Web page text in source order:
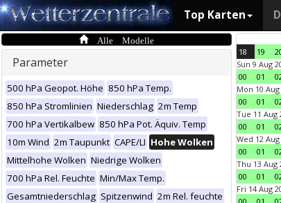
Top Karten
Alle Modelle
Parameter
500 hPa Geopot. Höhe 850 hPa Temp.
850 hPa Stromlinien Niederschlag 2m Temp
700 hPa Vertikalbew 850 hPa Pot. Äquiv. Temp
10m Wind 2m Taupunkt CAPE/LI Hohe Wolken
Mittelhohe Wolken Niedrige Wolken
700 hPa Rel. Feuchte Min/Max Temp.
Gesamtniederschlag Spitzenwind 2m Rel. feuchte
18 19
Sun 9 Aug
00
01
Mon 10 Aug
00
01
Tue 11 Aug
00
01
Wed 12 Aug
00
01
Thu 13 Aug
00
01
Fri 14 Aug